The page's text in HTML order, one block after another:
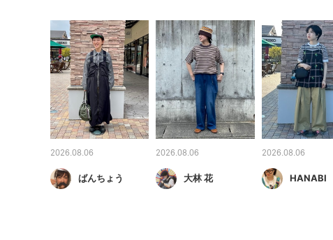
2026.08.06
ばんちょう
2026.08.06
大林 花
2026.08.06
HANABI